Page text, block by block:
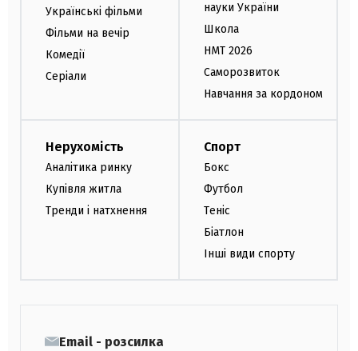
Українські фільми
Фільми на вечір
Комедії
Серіали
науки України
Школа
НМТ 2026
Саморозвиток
Навчання за кордоном
Нерухомість
Аналітика ринку
Купівля житла
Тренди і натхнення
Спорт
Бокс
Футбол
Теніс
Біатлон
Інші види спорту
Email - розсилка